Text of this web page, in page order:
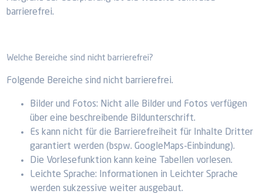
barrierefrei.
Welche Bereiche sind nicht barrierefrei?
Folgende Bereiche sind nicht barrierefrei.
Bilder und Fotos: Nicht alle Bilder und Fotos verfügen
über eine beschreibende Bildunterschrift.
Es kann nicht für die Barrierefreiheit für Inhalte Dritter
garantiert werden (bspw. GoogleMaps-Einbindung).
Die Vorlesefunktion kann keine Tabellen vorlesen.
Leichte Sprache: Informationen in Leichter Sprache
werden sukzessive weiter ausgebaut.